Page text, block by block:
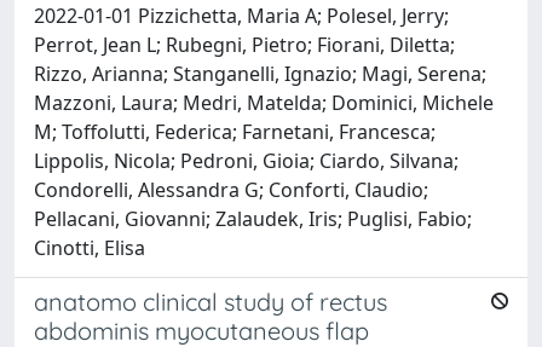
2022-01-01 Pizzichetta, Maria A; Polesel, Jerry;
Perrot, Jean L; Rubegni, Pietro; Fiorani, Diletta;
Rizzo, Arianna; Stanganelli, Ignazio; Magi, Serena;
Mazzoni, Laura; Medri, Matelda; Dominici, Michele
M; Toffolutti, Federica; Farnetani, Francesca;
Lippolis, Nicola; Pedroni, Gioia; Ciardo, Silvana;
Condorelli, Alessandra G; Conforti, Claudio;
Pellacani, Giovanni; Zalaudek, Iris; Puglisi, Fabio;
Cinotti, Elisa
anatomo clinical study of rectus
abdominis myocutaneous flap